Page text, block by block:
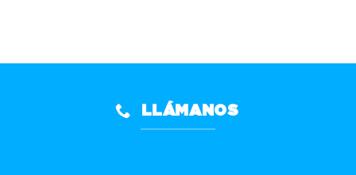
LLÁMANOS